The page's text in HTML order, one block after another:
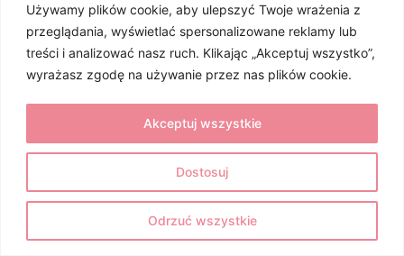
Używamy plików cookie, aby ulepszyć Twoje wrażenia z
przeglądania, wyświetlać spersonalizowane reklamy lub
treści i analizować nasz ruch. Klikając „Akceptuj wszystko”,
wyrażasz zgodę na używanie przez nas plików cookie.
Dostosuj
Odrzuć wszystkie
Akceptuj wszystkie
Realizacja stronyMichał Dziedzic,Gabriel Dziedzic.
Kontakt
Polityka prywatności